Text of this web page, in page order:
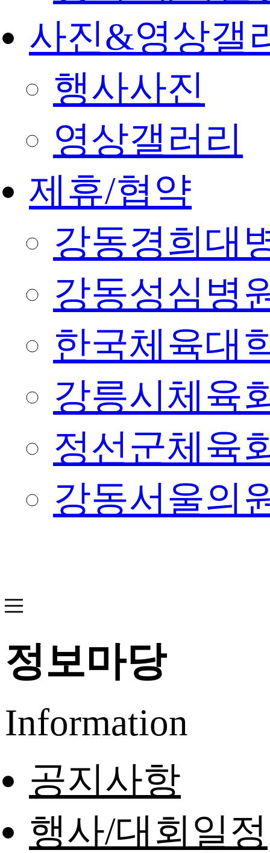
사진&영상갤
행사사진
영상갤러리
제휴/협약
강동경희대
강동성심병
한국체육대
강릉시체육
정선군체육
강동서울의
정보마당
Information
공지사항
행사/대회일정